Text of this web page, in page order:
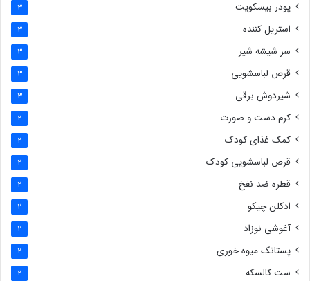
پودر بیسکویت 3
استریل کننده 3
سر شیشه شیر 3
قرص لباسشویی 3
شیردوش برقی 3
کرم دست و صورت 2
کمک غذای کودک 2
قرص لباسشویی کودک 2
قطره ضد نفخ 2
ادکلن چیکو 2
آغوشی نوزاد 2
پستانک میوه خوری 2
ست کالسکه 2